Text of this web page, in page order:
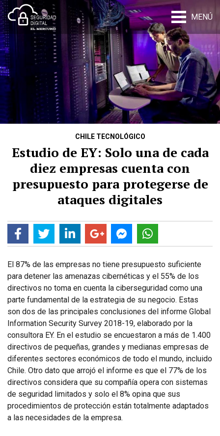
MENÚ
CHILE TECNOLÓGICO
Estudio de EY: Solo una de cada
diez empresas cuenta con
presupuesto para protegerse de
ataques digitales
El 87% de las empresas no tiene presupuesto suficiente
para detener las amenazas cibernéticas y el 55% de los
directivos no toma en cuenta la ciberseguridad como una
parte fundamental de la estrategia de su negocio. Estas
son dos de las principales conclusiones del informe Global
Information Security Survey 2018-19, elaborado por la
consultora EY. En el estudio se encuestaron a más de 1.400
directivos de pequeñas, grandes y medianas empresas de
diferentes sectores económicos de todo el mundo, incluido
Chile. Otro dato que arrojó el informe es que el 77% de los
directivos considera que su compañía opera con sistemas
de seguridad limitados y solo el 8% opina que sus
procedimientos de protección están totalmente adaptados
a las necesidades de la empresa.